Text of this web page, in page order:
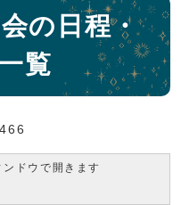
の日程・
覧
ドウで開きます